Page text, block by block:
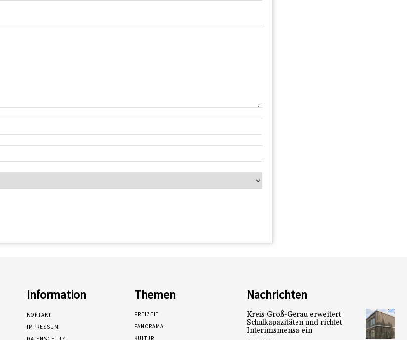
Information
KONTAKT
IMPRESSUM
DATENSCHUTZ
Themen
FREIZEIT
PANORAMA
KULTUR
Nachrichten
Kreis Groß-Gerau erweitert
Schulkapazitäten und richtet
Interimsmensa ein